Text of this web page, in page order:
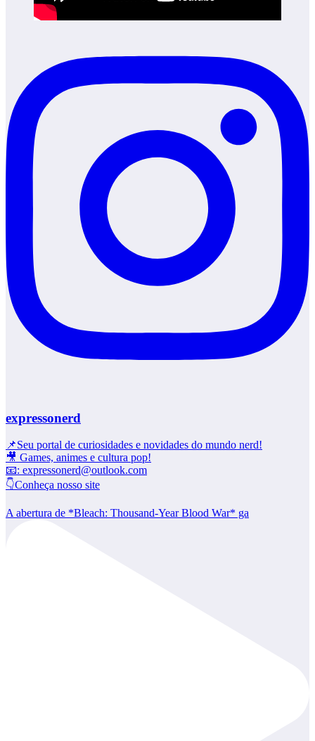
expressonerd
📌Seu portal de curiosidades e novidades do mundo nerd!
🎥 Games, animes e cultura pop!
📧: expressonerd@outlook.com
👇Conheça nosso site
A abertura de *Bleach: Thousand-Year Blood War* ga